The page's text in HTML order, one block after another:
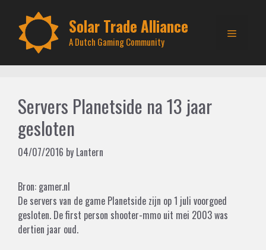
content
Solar Trade Alliance
A Dutch Gaming Community
Menu
Servers Planetside na 13 jaar
gesloten
04/07/2016 by Lantern
Bron: gamer.nl
De servers van de game Planetside zijn op 1 juli voorgoed
gesloten. De first person shooter-mmo uit mei 2003 was
dertien jaar oud.